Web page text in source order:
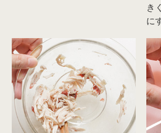
き
に